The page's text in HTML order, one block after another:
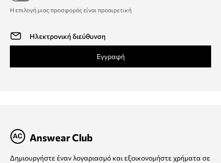
Η επιλογή μιας προσφοράς είναι προαιρετική
Εγγραφή
Answear Club
Δημιουργήστε έναν λογαριασμό και εξοικονομήστε χρήματα σε